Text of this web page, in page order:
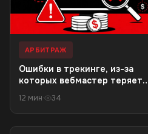
АРБИТРАЖ
Ошибки в трекинге, из-за
которых вебмастер теряет
12 мин· 34